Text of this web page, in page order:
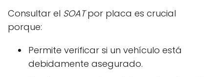
Consultar el SOATpor placa es crucial
porque:
Permite verificar si un vehículo está
debidamente asegurado.